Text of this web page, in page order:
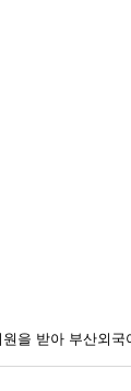
을 받아 부산외